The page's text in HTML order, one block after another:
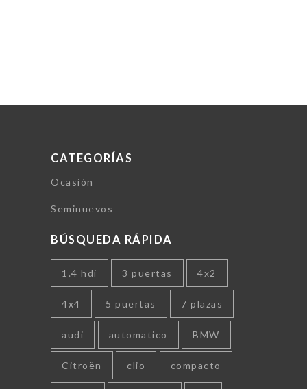
CATEGORÍAS
Ocasión
Seminuevos
BÚSQUEDA RÁPIDA
1.4 hdi 3 puertas 4x2
4x4 5 puertas 7 plazas
audi automatico BMW
Citroën clio compacto